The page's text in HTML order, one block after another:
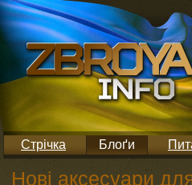
Стрічка Блоґи
Нові аксесуари